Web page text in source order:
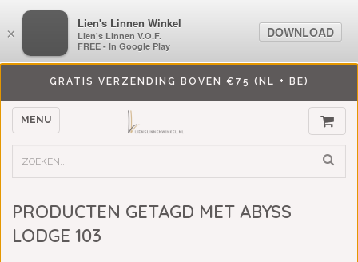
GRATIS VERZENDING BOVEN €75 (NL + BE)
MENU
PRODUCTEN GETAGD MET ABYSS
LODGE 103
×
LiensLinnenwinkel.nl
Lien's Linnen V.O.F.
FREE - In Google Play
DOWNLOAD
×
Lien's Linnen Winkel
Lien's Linnen V.O.F.
FREE - In Google Play
DOWNLOAD